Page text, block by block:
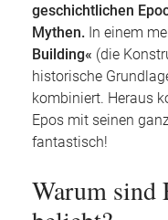
geschichtlichen
Mythen. In einem
Building« (die
historische
kombiniert. Heraus
Epos mit seinen
fantastisch!
Warum sind